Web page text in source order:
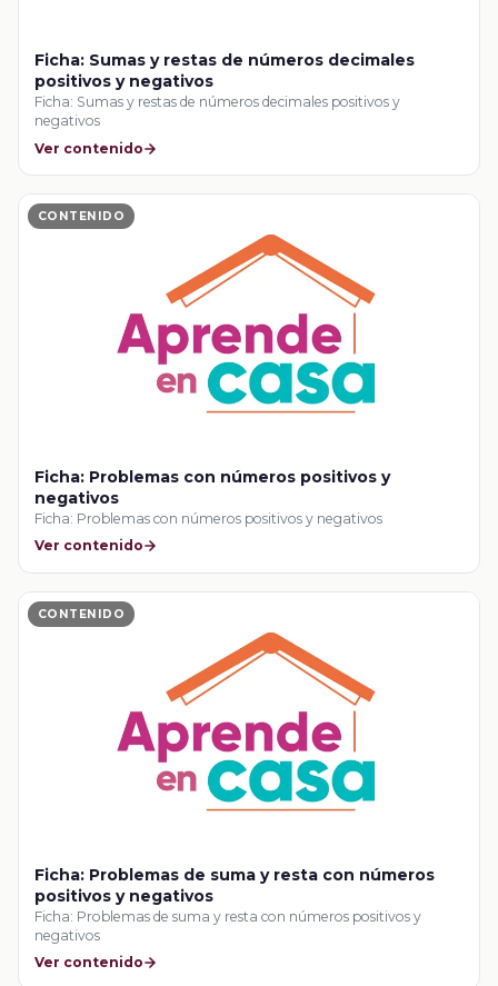
Ficha: Sumas y restas de números decimales
positivos y negativos
Ficha: Sumas y restas de números decimales positivos y
negativos
Ver contenido
CONTENIDO
Ficha: Problemas con números positivos y
negativos
Ficha: Problemas con números positivos y negativos
Ver contenido
CONTENIDO
Ficha: Problemas de suma y resta con números
positivos y negativos
Ficha: Problemas de suma y resta con números positivos y
negativos
Ver contenido